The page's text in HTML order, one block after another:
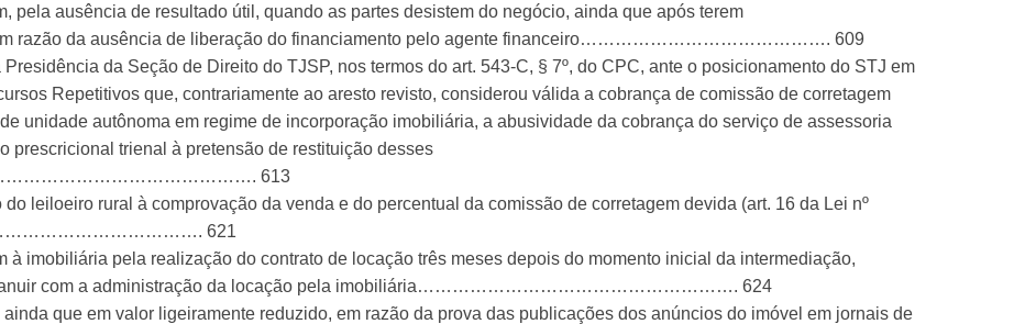
pela ausência de resultado útil, quando as partes desistem do negócio, ainda que após terem
em razão da ausência de liberação do financiamento pelo agente financeiro……………………………………. 609
da Seção de Direito do TJSP, nos termos do art. 543-C, § 7º, do CPC, ante o posicionamento do STJ em
Repetitivos que, contrariamente ao aresto revisto, considerou válida a cobrança de comissão de corretagem
unidade autônoma em regime de incorporação imobiliária, a abusividade da cobrança do serviço de assessoria
prescricional trienal à pretensão de restituição desses
613
leiloeiro rural à comprovação da venda e do percentual da comissão de corretagem devida (art. 16 da Lei nº
621
à imobiliária pela realização do contrato de locação três meses depois do momento inicial da intermediação,
anuir com a administração da locação pela imobiliária………………………………………………. 624
que em valor ligeiramente reduzido, em razão da prova das publicações dos anúncios do imóvel em jornais de